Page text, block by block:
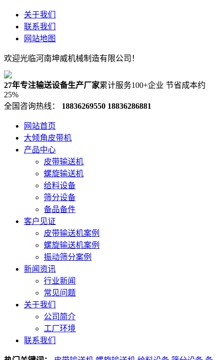
关于我们
联系我们
网站地图
欢迎光临河南坤威机械制造有限公司！
27年专注输送设备生产厂家累计服务100+企业 节省成本约
25%
全国咨询热线：
18836269550 18836286881
网站首页
大倾角皮带机
产品中心
皮带输送机
螺旋输送机
给料设备
筛分设备
备品备件
客户见证
皮带输送机案例
螺旋输送机案例
振动筛分案例
新闻资讯
行业新闻
常见问题
关于我们
公司简介
工厂环境
联系我们